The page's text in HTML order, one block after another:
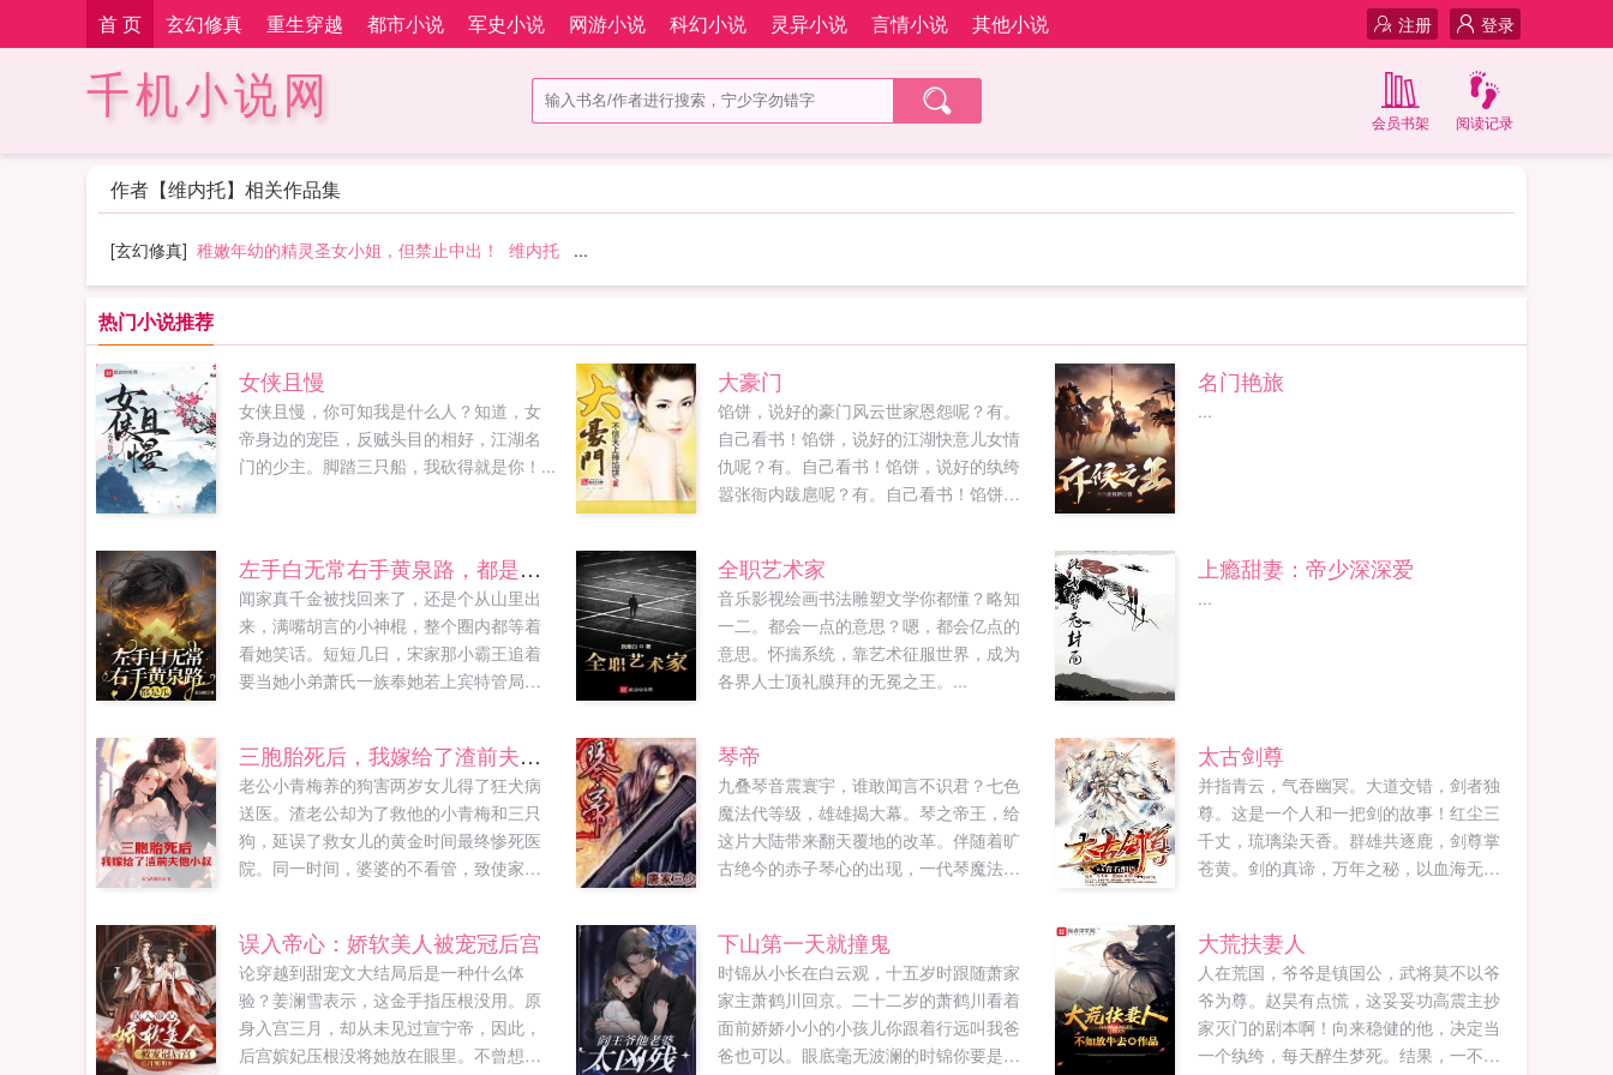
首 页 玄幻修真 重生穿越 都市小说 军史小说 网游小说 科幻小说 灵异小说 言情小说 其他小说 登录
注册
千机小说网 阅读记录
会员书架
作者【维内托】相关作品集
[玄幻修真] 稚嫩年幼的精灵圣女小姐，但禁止中出！ 维内托 ...
热门小说推荐
女侠且慢
女侠且慢，你可知我是什么人？知道，女
帝身边的宠臣，反贼头目的相好，江湖名
门的少主。脚踏三只船，我砍得就是你！...
大豪门
馅饼，说好的豪门风云世家恩怨呢？有。
自己看书！馅饼，说好的江湖快意儿女情
仇呢？有。自己看书！馅饼，说好的纨绔
嚣张衙内跋扈呢？有。自己看书！馅饼，
嚓，你有完没完？有，都有！不会自己看
书啊？好，我看书去了，看得不爽，削
你！那看得爽了呢？要不要给票？...
名门艳旅
...
左手白无常右手黄泉路，都是瓜！
闻家真千金被找回来了，还是个从山里出
来，满嘴胡言的小神棍，整个圈内都等着
看她笑话。短短几日，宋家那小霸王追着
要当她小弟萧氏一族奉她若上宾特管局一
总觉得被鬼压床了，还梦见诡异的婚礼现
场。闻曦出门在外不要乱捡东西，你那是
被人配冥婚了。水...
全职艺术家
音乐影视绘画书法雕塑文学你都懂？略知
一二。都会一点的意思？嗯，都会亿点的
意思。怀揣系统，靠艺术征服世界，成为
各界人士顶礼膜拜的无冕之王。...
上瘾甜妻：帝少深深爱
...
三胞胎死后，我嫁给了渣前夫他小叔
老公小青梅养的狗害两岁女儿得了狂犬病
送医。渣老公却为了救他的小青梅和三只
狗，延误了救女儿的黄金时间最终惨死医
院。同一时间，婆婆的不看管，致使家里
无用的温婉懂事，将自己磨炼成锋利见血
的利刃，一刀一刀将恶人凌迟。葬礼上，
缺失父爱的孩子们，到死也没等到父亲来
送他们一程。于是，她在婆婆的尖叫声
中，当场为渣老公举办葬礼。并当着亲朋
琴帝
九叠琴音震寰宇，谁敢闻言不识君？七色
魔法代等级，雄雄揭大幕。琴之帝王，给
这片大陆带来翻天覆地的改革。伴随着旷
古绝今的赤子琴心的出现，一代琴魔法
开创音乐魔法的先河，颠覆以往的设定，
赤橙黄绿青蓝紫，彩虹等级将成为所有武
技和魔法衡量的标准。原本仅仅是...
太古剑尊
并指青云，气吞幽冥。大道交错，剑者独
尊。这是一个人和一把剑的故事！红尘三
千丈，琉璃染天香。群雄共逐鹿，剑尊掌
苍黄。剑的真谛，万年之秘，以血海无涯
误入帝心：娇软美人被宠冠后宫
论穿越到甜宠文大结局后是一种什么体
验？姜澜雪表示，这金手指压根没用。原
身入宫三月，却从未见过宣宁帝，因此，
后宫嫔妃压根没将她放在眼里。不曾想姜
下山第一天就撞鬼
时锦从小长在白云观，十五岁时跟随萧家
家主萧鹤川回京。二十二岁的萧鹤川看着
面前娇娇小小的小孩儿你跟着行远叫我爸
爸也可以。眼底毫无波澜的时锦你要是觉
大荒扶妻人
人在荒国，爷爷是镇国公，武将莫不以爷
爷为尊。赵昊有点慌，这妥妥功高震主抄
家灭门的剧本啊！向来稳健的他，决定当
一个纨绔，每天醉生梦死。结果，一不小